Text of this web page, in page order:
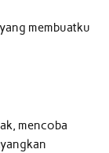
membuatku
mencoba